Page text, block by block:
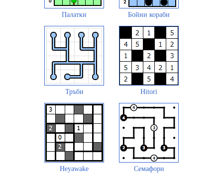
Палатки Бойни кораби
Тръби Hitori
Heyawake Семафори